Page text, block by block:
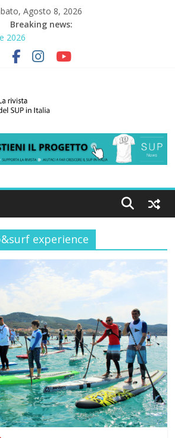
Agosto 8, 2026
Breaking news:
2026
storica gara per Reggio Calabria
sul lungomare di Gallico torna la festa
di soccorso con la giornata della
regata solidale per lo IOR
experience